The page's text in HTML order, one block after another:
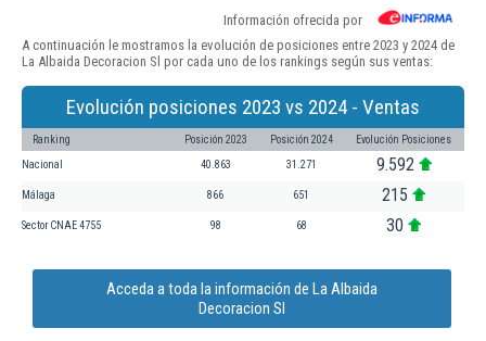
Información ofrecida por
A continuación le mostramos la evolución de posiciones entre 2023 y 2024 de
La Albaida Decoracion Sl por cada uno de los rankings según sus ventas:
Evolución posiciones 2023 vs 2024 - Ventas
Ranking Posición 2023 Posición 2024 Evolución Posiciones
Nacional 40.863 31.271 9.592
Málaga 866 651 215
Sector CNAE 4755 98 68 30
Acceda a toda la información de La Albaida
Decoracion Sl